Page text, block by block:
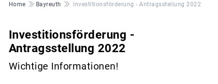
Pfadnavigation
Home Bayreuth Investitionsförderung - Antragsstellung 2022
Investitionsförderung -
Antragsstellung 2022
Wichtige Informationen!